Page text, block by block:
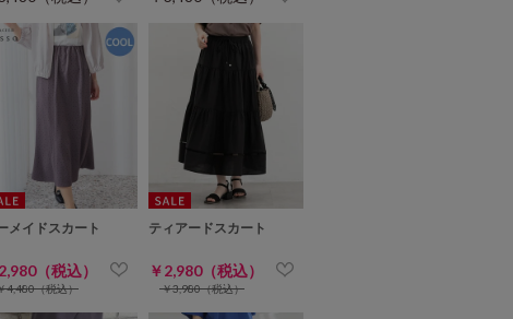
メイドスカート
（税込）
4,480（税込）
ティアードスカート
￥2,980（税込）
￥3,980（税込）